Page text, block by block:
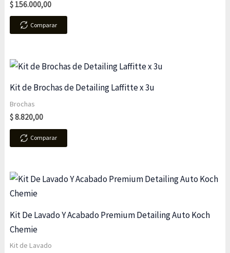
$ 156.000,00
Comparar
Kit de Brochas de Detailing Laffitte x 3u
Brochas
$8.820,00
Comparar
Kit De Lavado Y Acabado Premium Detailing Auto Koch
Chemie
Kit de Lavado